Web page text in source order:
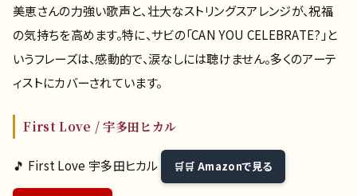
美恵さんの力強い歌声と、壮大なストリングスアレンジが、祝福
の気持ちを高めます。特に、サビの「CAN YOU CELEBRATE?」と
いうフレーズは、感動的で、涙なしには聴けません。多くのアーテ
ィストにカバーされています。
First Love / 宇多田ヒカル
🎵 First Love 宇多田ヒカル 🛒 Amazonで見る